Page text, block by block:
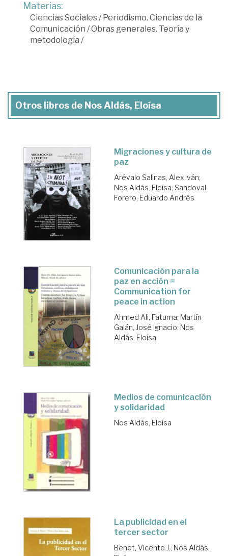
Materias:
Ciencias Sociales/ Periodismo. Ciencias de la
Comunicación /Obras generales. Teoría y
metodología /
Otros libros de Nos Aldás, Eloísa
Migraciones y cultura de
paz
Arévalo Salinas, Alex Iván;
Nos Aldás, Eloísa; Sandoval
Forero, Eduardo Andrés
Comunicación para la
paz en acción =
Communication for
peace in action
Ahmed Ali, Fatuma; Martín
Galán, José Ignacio; Nos
Aldás, Eloísa
Medios de comunicación
y solidaridad
Nos Aldás, Eloísa
La publicidad en el
tercer sector
Benet, Vicente J.; Nos Aldás,